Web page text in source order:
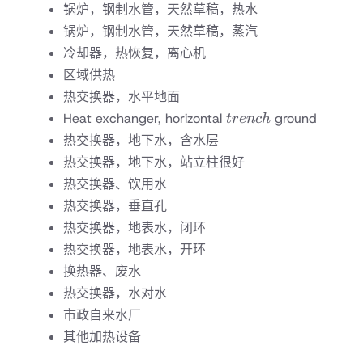
锅炉，钢制水管，天然草稿，热水
锅炉，钢制水管，天然草稿，蒸汽
冷却器，热恢复，离心机
区域供热
热交换器，水平地面
Heat exchanger, horizontal trench
trench ground
热交换器，地下水，含水层
热交换器，地下水，站立柱很好
热交换器、饮用水
热交换器，垂直孔
热交换器，地表水，闭环
热交换器，地表水，开环
换热器、废水
热交换器，水对水
市政自来水厂
其他加热设备